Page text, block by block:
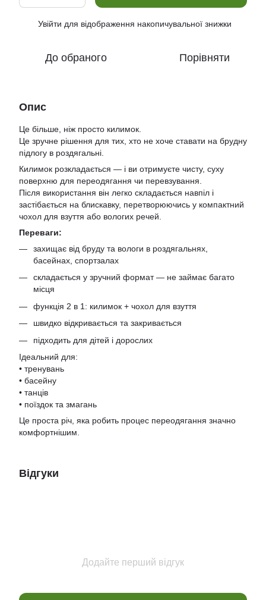
Увійти для відображення накопичувальної знижки
До обраного Порівняти
Опис
Це більше, ніж просто килимок.
Це зручне рішення для тих, хто не хоче ставати на брудну
підлогу в роздягальні.
Килимок розкладається — і ви отримуєте чисту, суху
поверхню для переодягання чи перевзування.
Після використання він легко складається навпіл і
застібається на блискавку, перетворюючись у компактний
чохол для взуття або вологих речей.
Переваги:
захищає від бруду та вологи в роздягальнях,
басейнах, спортзалах
складається у зручний формат — не займає багато
місця
функція 2 в 1: килимок + чохол для взуття
швидко відкривається та закривається
підходить для дітей і дорослих
Ідеальний для:
• тренувань
• басейну
• танців
• поїздок та змагань
Це проста річ, яка робить процес переодягання значно
комфортнішим.
Відгуки
Додайте перший відгук